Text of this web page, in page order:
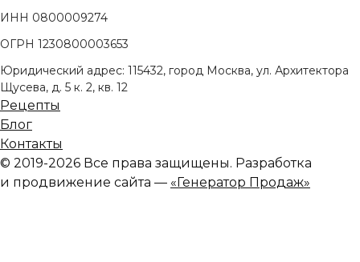
ИНН 0800009274
ОГРН 1230800003653
Юридический адрес: 115432, город Москва, ул. Архитектора
Щусева, д. 5 к. 2, кв. 12
Рецепты
Блог
Контакты
© 2019-2026 Все права защищены. Разработка
и продвижение сайта — «Генератор Продаж»